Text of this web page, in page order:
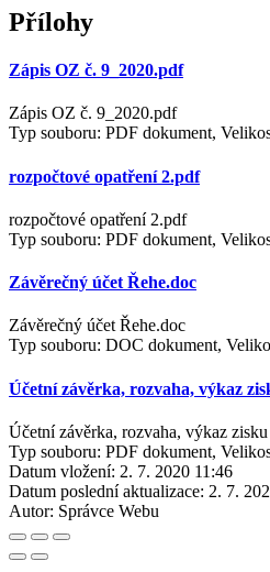
Přílohy
Zápis OZ č. 9_2020.pdf
Zápis OZ č. 9_2020.pdf
Typ souboru: PDF dokument,
rozpočtové opatření 2.pdf
rozpočtové opatření 2.pdf
Typ souboru: PDF dokument,
Závěrečný účet Řehe.doc
Závěrečný účet Řehe.doc
Typ souboru: DOC dokument,
Účetní závěrka, rozvaha, výkaz
Účetní závěrka, rozvaha, výkaz
Typ souboru: PDF dokument,
Datum vložení: 2. 7. 2020 11:46
Datum poslední aktualizace: 2. 7.
Autor: Správce Webu